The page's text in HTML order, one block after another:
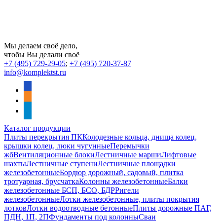
Мы делаем своё дело,
чтобы Вы делали своё
+7 (495) 729-29-05; +7 (495) 720-37-87
info@komplektst.ru
Каталог продукции
Плиты перекрытия ПККолодезные кольца, днища колец,
крышки колец, люки чугунныеПеремычки
жбВентиляционные блокиЛестничные маршиЛифтовые
шахтыЛестничные ступениЛестничные площадки
железобетонныеБордюр дорожный, садовый, плитка
тротуарная, брусчаткаКолонны железобетонныеБалки
железобетонные БСП, БСО, БДРРигели
железобетонныеЛотки железобетонные, плиты покрытия
лотковЛотки водоотводные бетонныеПлиты дорожные ПАГ,
ПДН, 1П, 2ПФундаменты под колонныСваи